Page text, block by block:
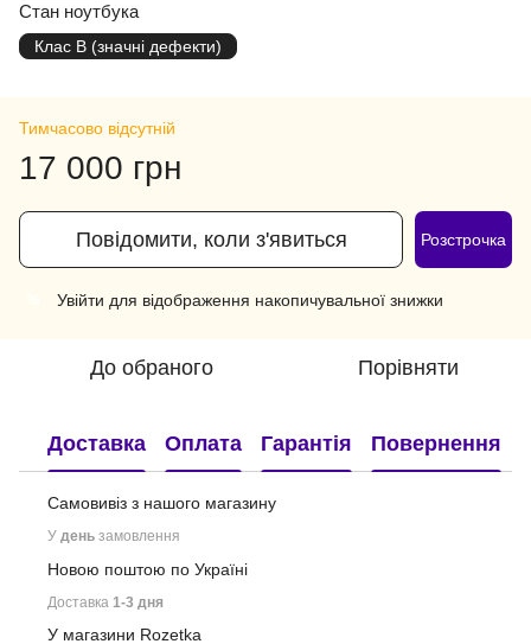
Стан ноутбука
Клас B (значні дефекти)
Тимчасово відсутній
17 000 грн
Повідомити, коли з'явиться Розстрочка
Увійти для відображення накопичувальної знижки
До обраного Порівняти
Доставка Оплата Гарантія Повернення
Самовивіз з нашого магазину
У день замовлення
Новою поштою по Україні
Доставка 1-3 дня
У магазини Rozetka